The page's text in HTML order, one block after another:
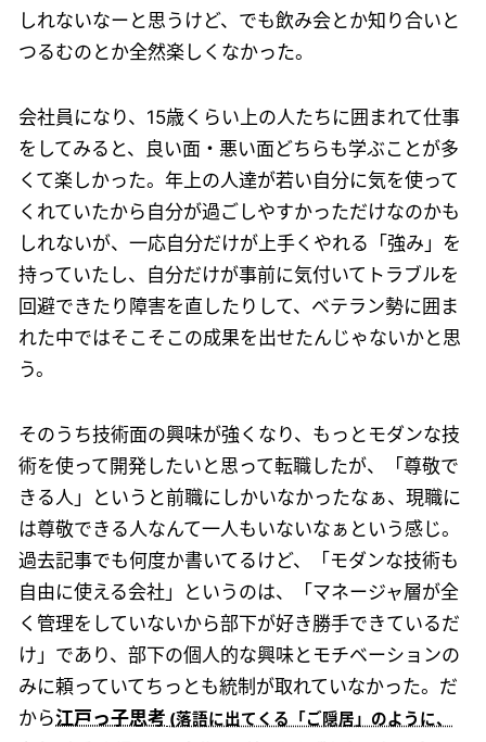
しれないなーと思うけど、でも飲み会とか知り合いと
つるむのとか全然楽しくなかった。
会社員になり、15歳くらい上の人たちに囲まれて仕事
をしてみると、良い面・悪い面どちらも学ぶことが多
くて楽しかった。年上の人達が若い自分に気を使って
くれていたから自分が過ごしやすかっただけなのかも
しれないが、一応自分だけが上手くやれる「強み」を
持っていたし、自分だけが事前に気付いてトラブルを
回避できたり障害を直したりして、ベテラン勢に囲ま
れた中ではそこそこの成果を出せたんじゃないかと思
う。
そのうち技術面の興味が強くなり、もっとモダンな技
術を使って開発したいと思って転職したが、「尊敬で
きる人」というと前職にしかいなかったなぁ、現職に
は尊敬できる人なんて一人もいないなぁという感じ。
過去記事でも何度か書いてるけど、「モダンな技術も
自由に使える会社」というのは、「マネージャ層が全
く管理をしていないから部下が好き勝手できているだ
け」であり、部下の個人的な興味とモチベーションの
みに頼っていてちっとも統制が取れていなかった。だ
から江戸っ子思考